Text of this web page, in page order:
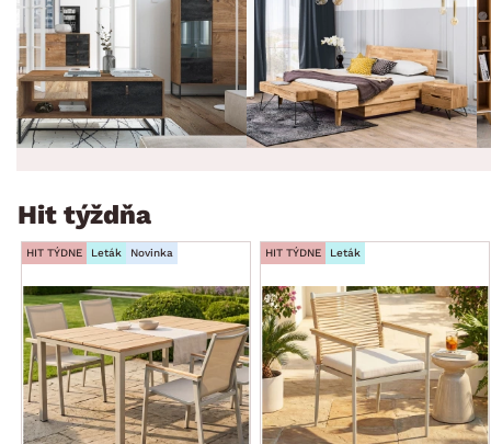
Hit týždňa
HIT TÝDNE Leták Novinka HIT TÝDNE Leták